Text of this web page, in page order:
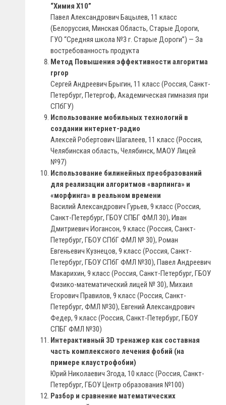
“Химия X10”
Павел Александрович Бацылев, 11 класс
(Белоруссия, Минская Область, Старые Дороги,
ГУО “Средняя школа №3 г. Старые Дороги”) — За
востребованность продукта
Метод Повышения эффективности алгоритма
rprop
Сергей Андреевич Брыгин, 11 класс (Россия, Санкт-
Петербург, Петергоф, Академическая гимназия при
СПбГУ)
Использование мобильных технологий в
создании интернет-радио
Алексей Робертович Шагалеев, 11 класс (Россия,
Челябинская область, Челябинск, МАОУ Лицей
№97)
Использование билинейных преобразований
для реализации алгоритмов «варпинга» и
«морфинга» в реальном времени
Василий Александрович Гурьев, 9 класс (Россия,
Санкт-Петербург, ГБОУ СПБГ ФМЛ 30), Иван
Дмитриевич Иогансон, 9 класс (Россия, Санкт-
Петербург, ГБОУ СПбГ ФМЛ № 30), Роман
Евгеньевич Кузнецов, 9 класс (Россия, Санкт-
Петербург, ГБОУ СПбГ ФМЛ №30), Павел Андреевич
Макарихин, 9 класс (Россия, Санкт-Петербург, ГБОУ
Физико-математический лицей № 30), Михаил
Егорович Правилов, 9 класс (Россия, Санкт-
Петербург, ФМЛ №30), Евгений Александрович
Федер, 9 класс (Россия, Санкт-Петербург, ГБОУ
СПБГ ФМЛ №30)
Интерактивный 3D тренажер как составная
часть комплексного лечения фобий (на
примере клаустрофобии)
Юрий Николаевич Згода, 10 класс (Россия, Санкт-
Петербург, ГБОУ Центр образования №100)
Разбор и сравнение математических